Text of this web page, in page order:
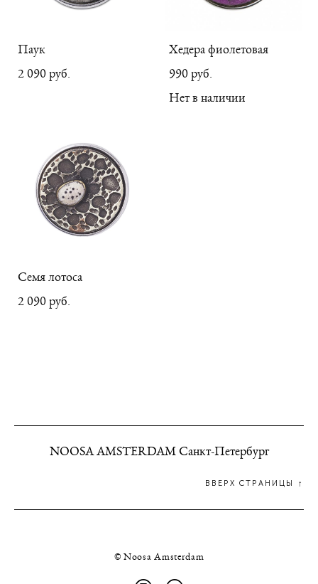
Паук
2 090 pуб.
Хедера фиолетовая
990 pуб.
Нет в наличии
Семя лотоса
2 090 pуб.
NOOSA AMSTERDAM Санкт-Петербург
ВВЕРХ СТРАНИЦЫ ↑
© Noosa Amsterdam